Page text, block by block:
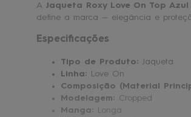
A Jaqueta Roxy Love On Top Azul
define a marca — elegância e
Especificações
Tipo de Produto: Jaqueta
Linha: Love On
Composição (Material
Modelagem: Cropped
Manga: Longa